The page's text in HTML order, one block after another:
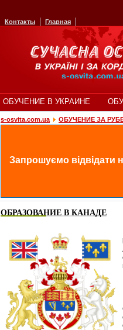
Контакты Главная
ОБУЧЕНИЕ В УКРАИНЕ
s-osvita.com.ua ОБУЧЕНИЕ ЗА
Запрошуємо відвідати
ОБРАЗОВАНИЕ В КАНАДЕ